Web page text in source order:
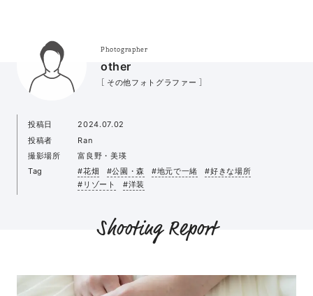
Photographer
other
［ その他フォトグラファー ］
投稿日
2024.07.02
投稿者
Ran
撮影場所
富良野・美瑛
Tag
#花畑 #公園・森 #地元で一緒
#好きな場所
#リゾート
#洋装
Shooting Report